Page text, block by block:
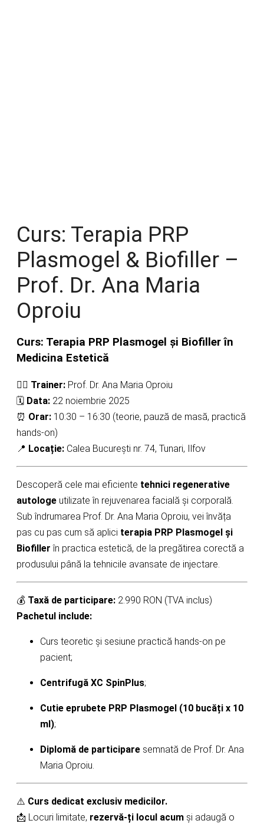
Curs: Terapia PRP
Plasmogel & Biofiller –
Prof. Dr. Ana Maria
Oproiu
Curs: Terapia PRP Plasmogel și Biofiller în
Medicina Estetică
👩‍⚕️ Trainer: Prof. Dr. Ana Maria Oproiu
🗓 Data: 22 noiembrie 2025
⏰ Orar: 10:30 – 16:30 (teorie, pauză de masă, practică
hands-on)
📍 Locație: Calea București nr. 74, Tunari, Ilfov
Descoperă cele mai eficiente tehnici regenerative
autologe utilizate în rejuvenarea facială și corporală.
Sub îndrumarea Prof. Dr. Ana Maria Oproiu, vei învăța
pas cu pas cum să aplici terapia PRP Plasmogel și
Biofiller în practica estetică, de la pregătirea corectă a
produsului până la tehnicile avansate de injectare.
💰 Taxă de participare: 2.990 RON (TVA inclus)
Pachetul include:
Curs teoretic și sesiune practică hands-on pe
pacient;
Centrifugă XC SpinPlus;
Cutie eprubete PRP Plasmogel (10 bucăți x 10
ml);
Diplomă de participare semnată de Prof. Dr. Ana
Maria Oproiu.
⚠️ Curs dedicat exclusiv medicilor.
📩 Locuri limitate, rezervă-ți locul acum și adaugă o